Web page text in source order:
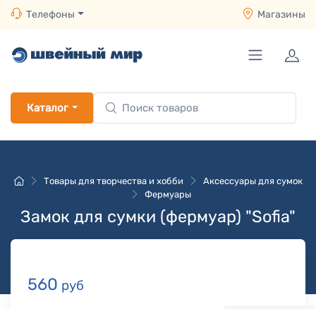
Телефоны Магазины
Каталог
Товары для творчества и хобби
Аксессуары для сумок
Фермуары
Замок для сумки (фермуар) "Sofia"
560 руб